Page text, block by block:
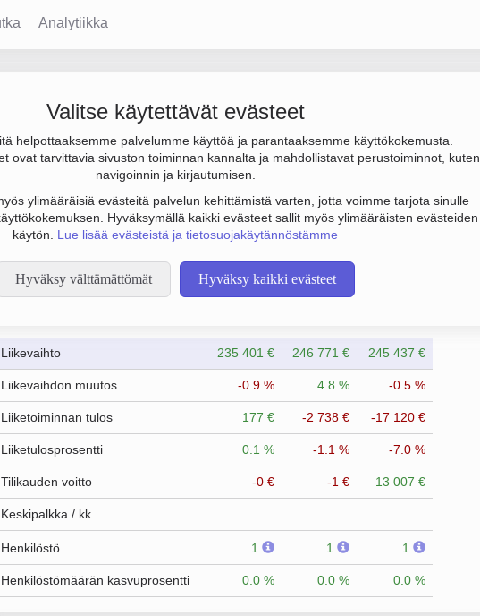
Analytiikka
Valitse käytettävät evästeet
helpottaaksemme palvelumme käyttöä ja parantaaksemme käyttökokemusta.
ovat tarvittavia sivuston toiminnan kannalta ja mahdollistavat perustoiminnot, kuten
navigoinnin ja kirjautumisen.
ylimääräisiä evästeitä palvelun kehittämistä varten, jotta voimme tarjota sinulle
Hyväksymällä kaikki evästeet sallit myös ylimääräisten evästeiden
käytön. Lue lisää evästeistä ja tietosuojakäytännöstämme
Hyväksy välttämättömät Hyväksy kaikki evästeet
5
tulos -17 000 €. Sen päätoimiala on Muu kiinteistöjen vuokraus ja hallinta,
kiinteistöosakeyhtiö (KKOY).
Taloustiedot
Liikevaihto 235 401 € 246 771 € 245 437 €
Liikevaihdon muutos -0.9 % 4.8 % -0.5 %
Liiketoiminnan tulos 177 € -2 738 € -17 120 €
Liiketulosprosentti 0.1 % -1.1 % -7.0 %
Tilikauden voitto -0 € -1 € 13 007 €
Keskipalkka / kk
Henkilöstö 1 1 1
Henkilöstömäärän kasvuprosentti 0.0 % 0.0 % 0.0 %